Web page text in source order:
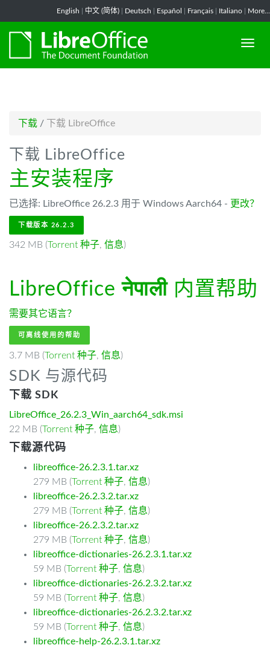
English 中文 (简体) Deutsch Español Français Italiano More...
下载 / 下载 LibreOffice
下载 LibreOffice
主安装程序
已选择: LibreOffice 26.2.3 用于 Windows Aarch64 - 更改？
下载版本 26.2.3
342 MB (Torrent 种子, 信息)
LibreOfficeनेपाली内置帮助
需要其它语言？
可离线使用的帮助
3.7 MB (Torrent 种子, 信息)
SDK 与源代码
下载 SDK
LibreOffice_26.2.3_Win_aarch64_sdk.msi
22 MB (Torrent 种子, 信息)
下载源代码
libreoffice-26.2.3.1.tar.xz
279 MB (Torrent 种子, 信息)
libreoffice-26.2.3.2.tar.xz
279 MB (Torrent 种子, 信息)
libreoffice-26.2.3.2.tar.xz
279 MB (Torrent 种子, 信息)
libreoffice-dictionaries-26.2.3.1.tar.xz
59 MB (Torrent 种子, 信息)
libreoffice-dictionaries-26.2.3.2.tar.xz
59 MB (Torrent 种子, 信息)
libreoffice-dictionaries-26.2.3.2.tar.xz
59 MB (Torrent 种子, 信息)
libreoffice-help-26.2.3.1.tar.xz